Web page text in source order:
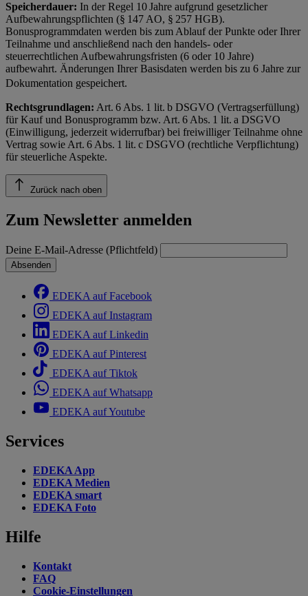
Speicherdauer: In der Regel 10 Jahre aufgrund gesetzlicher
Aufbewahrungspflichten (§ 147 AO, § 257 HGB).
Bonusprogrammdaten werden bis zum Ablauf der Punkte oder Ihrer
Teilnahme und anschließend nach den handels- oder
steuerrechtlichen Aufbewahrungsfristen (6 oder 10 Jahre)
aufbewahrt. Änderungen Ihrer Basisdaten werden bis zu 6 Jahre zur
Dokumentation gespeichert.
Rechtsgrundlagen: Art. 6 Abs. 1 lit. b DSGVO (Vertragserfüllung)
für Kauf und Bonusprogramm bzw. Art. 6 Abs. 1 lit. a DSGVO
(Einwilligung, jederzeit widerrufbar) bei freiwilliger Teilnahme ohne
Vertrag sowie Art. 6 Abs. 1 lit. c DSGVO (rechtliche Verpflichtung)
für steuerliche Aspekte.
Zurück nach oben
Zum Newsletter anmelden
Deine E-Mail-Adresse (Pflichtfeld)
Absenden
EDEKA auf Facebook
EDEKA auf Instagram
EDEKA auf Linkedin
EDEKA auf Pinterest
EDEKA auf Tiktok
EDEKA auf Whatsapp
EDEKA auf Youtube
Services
EDEKA App
EDEKA Medien
EDEKA smart
EDEKA Foto
Hilfe
Kontakt
FAQ
Cookie-Einstellungen